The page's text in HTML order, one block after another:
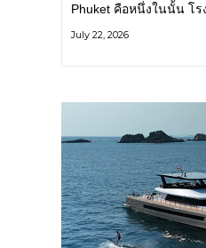
Phuket คือหนึ่งในนั้น โ
แหลมพันวา ทางตะวันออ
July 22, 2026